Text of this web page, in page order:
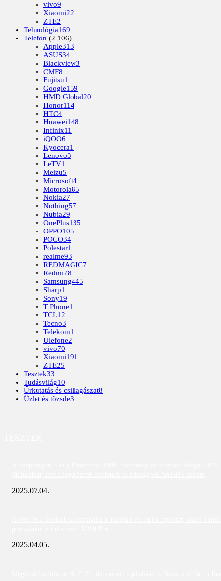
vivo9
Xiaomi22
ZTE2
Tehnológia169
Telefon (2 106)
Apple313
ASUS34
Blackview3
CMF8
Fujitsu1
Google159
HMD Global20
Honor114
HTC4
Huawei148
Infinix11
iQOO6
Kyocera1
Lenovo3
LeTV1
Meizu5
Microsoft4
Motorola85
Nokia27
Nothing57
Nubia29
OnePlus135
OPPO105
POCO34
Polestar1
realme93
REDMAGIC7
Redmi78
Samsung445
Sharp1
Sony19
T Phone1
TCL12
Tecno3
Telekom1
Ulefone2
vivo70
Xiaomi191
ZTE25
Tesztek33
Tudásvilág10
Űrkutatás és csillagászat8
Üzlet és tőzsde3
2025.07.04.
2025.04.05.